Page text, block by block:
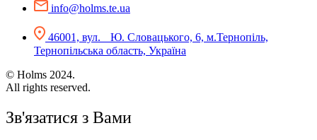
info@holms.te.ua
46001, вул. Ю. Словацького, 6, м.Тернопіль,
Тернопільська область, Україна
© Holms 2024.
All rights reserved.
Зв'язатися з Вами